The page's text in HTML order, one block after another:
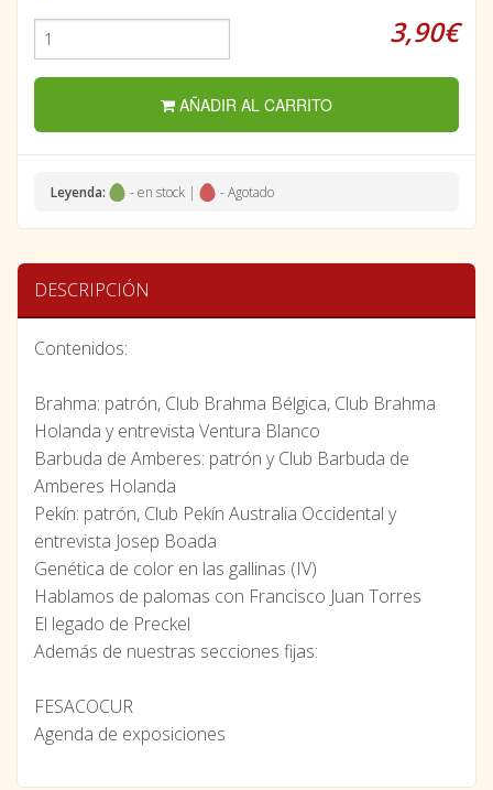
3,90€
AÑADIR AL CARRITO
Leyenda: - en stock | - Agotado
DESCRIPCIÓN
Contenidos:
Brahma: patrón, Club Brahma Bélgica, Club Brahma
Holanda y entrevista Ventura Blanco
Barbuda de Amberes: patrón y Club Barbuda de
Amberes Holanda
Pekín: patrón, Club Pekín Australia Occidental y
entrevista Josep Boada
Genética de color en las gallinas (IV)
Hablamos de palomas con Francisco Juan Torres
El legado de Preckel
Además de nuestras secciones fijas:
FESACOCUR
Agenda de exposiciones